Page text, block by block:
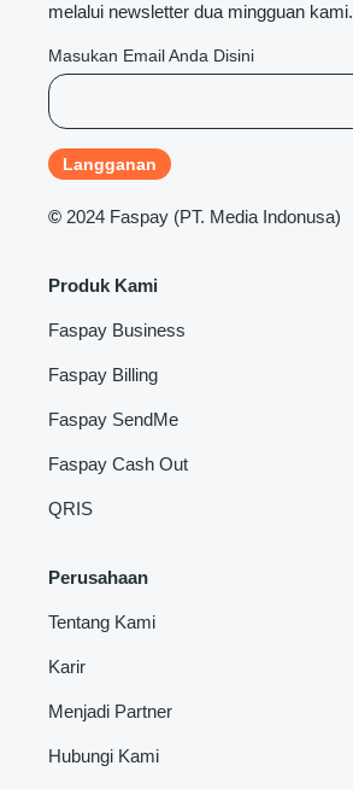
melalui newsletter dua mingguan kami.
Masukan Email Anda Disini
© 2024 Faspay (PT. Media Indonusa)
Produk Kami
Faspay Business
Faspay Billing
Faspay SendMe
Faspay Cash Out
QRIS
Perusahaan
Tentang Kami
Karir
Menjadi Partner
Hubungi Kami